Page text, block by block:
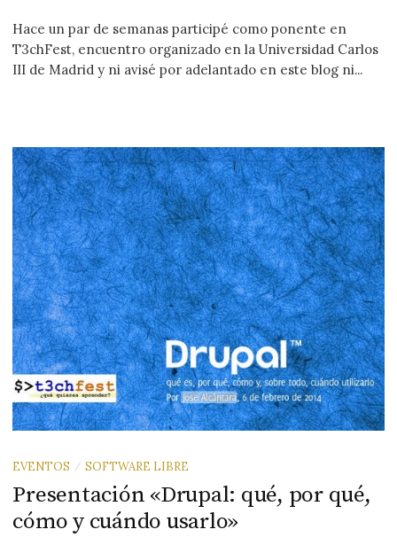
Hace un par de semanas participé como ponente en
T3chFest, encuentro organizado en la Universidad Carlos
III de Madrid y ni avisé por adelantado en este blog ni...
EVENTOS / SOFTWARE LIBRE
Presentación «Drupal: qué, por qué,
cómo y cuándo usarlo»